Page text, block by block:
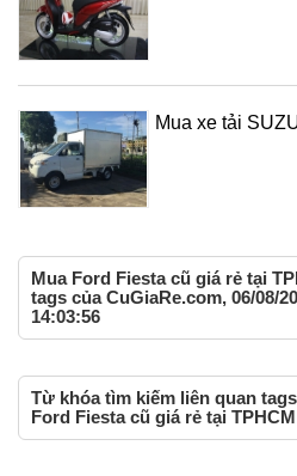
Mua xe tải
Mua Ford Fiesta cũ giá rẻ tại
tags của CuGiaRe.com, 06/08/
14:03:56
Từ khóa tìm kiếm liên quan
Ford Fiesta cũ giá rẻ tại TPHCM